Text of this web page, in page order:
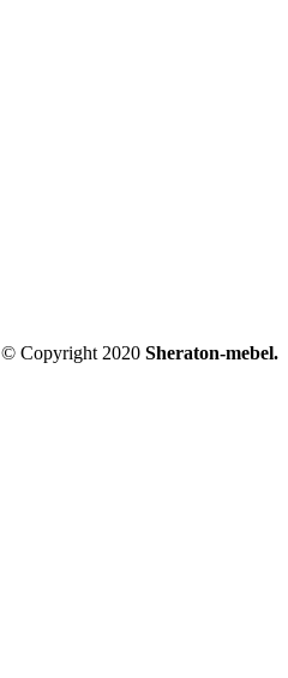
© Copyright 2020 Sheraton-mebel.